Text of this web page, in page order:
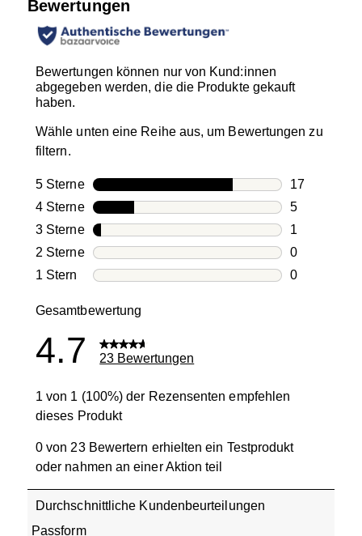
Bewertungen
Bewertungen können nur von Kund:innen
abgegeben werden, die die Produkte gekauft
haben.
Wähle unten eine Reihe aus, um Bewertungen zu
filtern.
5 SterneSterne
17
17
4 SterneSterne
5
5
3 SterneSterne
1
1
2 SterneSterne
0
0
1 Stern Sterne
0
Gesamtbewertung
4.7 23 Bewertungen
1 von 1 (100%) der Rezensenten empfehlen
dieses Produkt
0 von 23 Bewertern erhielten ein Testprodukt
oder nahmen an einer Aktion teil
Durchschnittliche Kundenbeurteilungen
Passform